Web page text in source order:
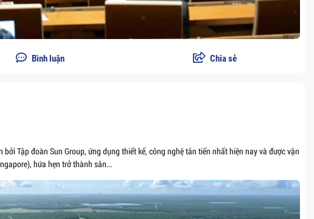
Bình luận Chia sẻ
Tập đoàn Sun Group, ứng dụng thiết kế, công nghệ tân tiến nhất hiện nay và được vận
hứa hẹn trở thành sân...